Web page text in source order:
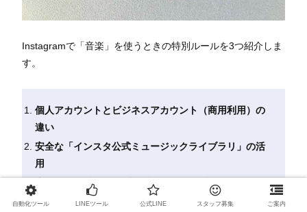
Instagramで「音楽」を使うときの特別ルールを3つ紹介しま
す。
個人アカウントとビジネスアカウント（商用利用）の
違い
安全な「インスタ公式ミュージックライブラリ」の活
用
店内BGMの意図せぬ映り込みやカバー曲の扱い
自動化ツール LINEツール 公式LINE スタッフ募集 ご案内